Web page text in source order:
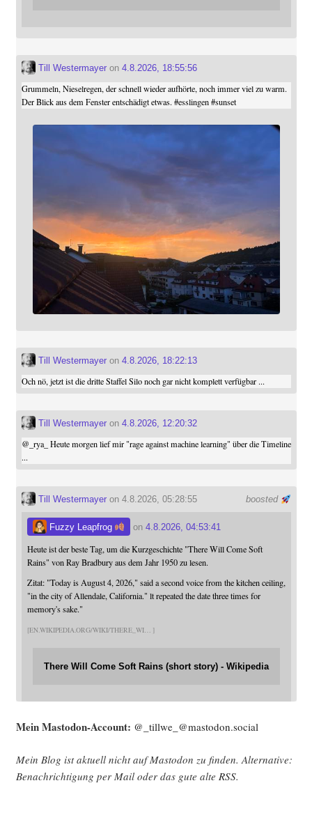
Till Westermayeron 4.8.2026, 18:55:56
Grummeln, Nieselregen, der schnell wieder aufhörte, noch immer viel zu warm.
Der Blick aus dem Fenster entschädigt etwas.#esslingen #sunset
Till Westermayeron 4.8.2026, 18:22:13
Och nö, jetzt ist die dritte Staffel Silo noch gar nicht komplett verfügbar ...
Till Westermayeron 4.8.2026, 12:20:32
@ _rya_ Heute morgen lief mir "rage against machine learning" über die Timeline
...
boosted
Till Westermayeron 4.8.2026, 05:28:55
Fuzzy Leapfrog on4.8.2026, 04:53:41
Heute ist der beste Tag, um die Kurzgeschichte "There Will Come Soft
Rains" von Ray Bradbury aus dem Jahr 1950 zu lesen.
Zitat: "Today is August 4, 2026," said a second voice from the kitchen ceiling,
"in the city of Allendale, California." lt repeated the date three times for
memory's sake."
EN.WIKIPEDIA.ORG/WIKI/THERE_WI
There Will Come Soft Rains (short story) - Wikipedia
Mein Mast­o­don-Account: @_tillwe_@mastodon.social
Mein Blog ist aktu­ell nicht auf Mast­o­don zu fin­den. Alter­na­ti­ve:
Benach­rich­ti­gung per Mail oder das gute alte RSS.